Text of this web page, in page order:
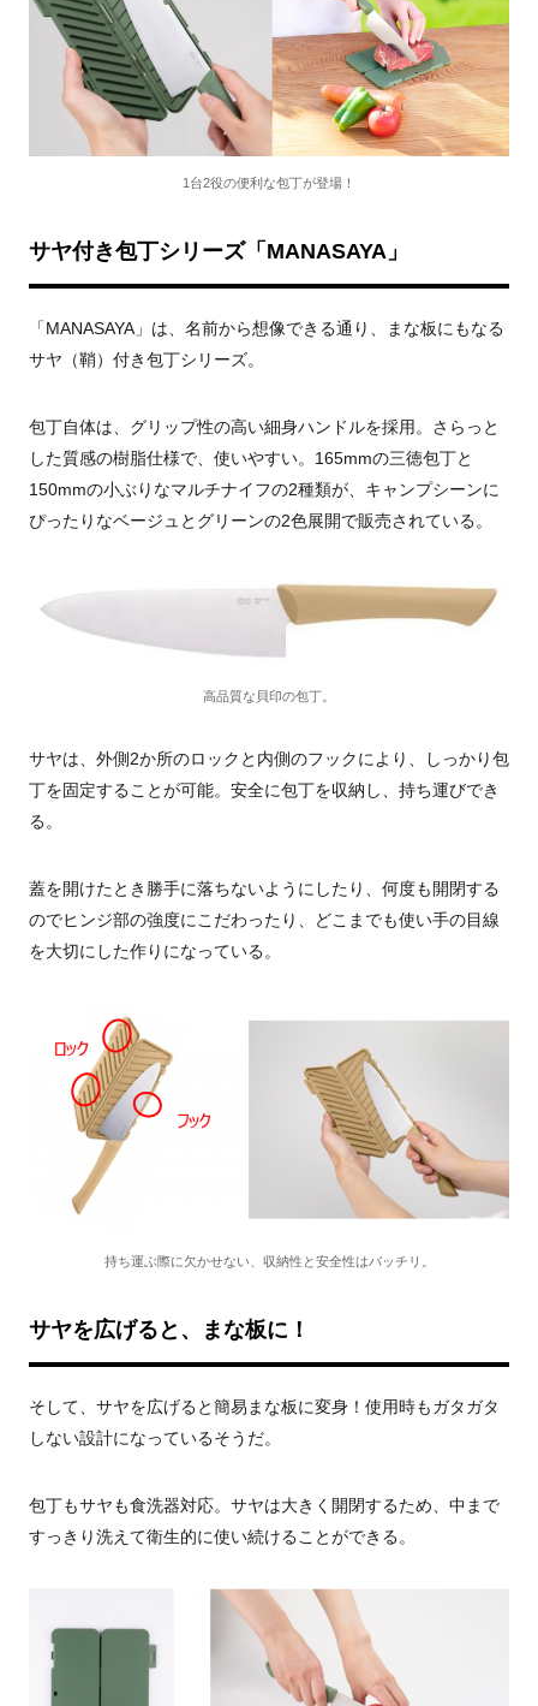
1台2役の便利な包丁が登場！
サヤ付き包丁シリーズ「MANASAYA」
「MANASAYA」は、名前から想像できる通り、まな板にもなる
サヤ（鞘）付き包丁シリーズ。
包丁自体は、グリップ性の高い細身ハンドルを採用。さらっと
した質感の樹脂仕様で、使いやすい。165mmの三徳包丁と
150mmの小ぶりなマルチナイフの2種類が、キャンプシーンに
ぴったりなベージュとグリーンの2色展開で販売されている。
高品質な貝印の包丁。
サヤは、外側2か所のロックと内側のフックにより、しっかり包
丁を固定することが可能。安全に包丁を収納し、持ち運びでき
る。
蓋を開けたとき勝手に落ちないようにしたり、何度も開閉する
のでヒンジ部の強度にこだわったり、どこまでも使い手の目線
を大切にした作りになっている。
持ち運ぶ際に欠かせない、収納性と安全性はバッチリ。
サヤを広げると、まな板に！
そして、サヤを広げると簡易まな板に変身！使用時もガタガタ
しない設計になっているそうだ。
包丁もサヤも食洗器対応。サヤは大きく開閉するため、中まで
すっきり洗えて衛生的に使い続けることができる。